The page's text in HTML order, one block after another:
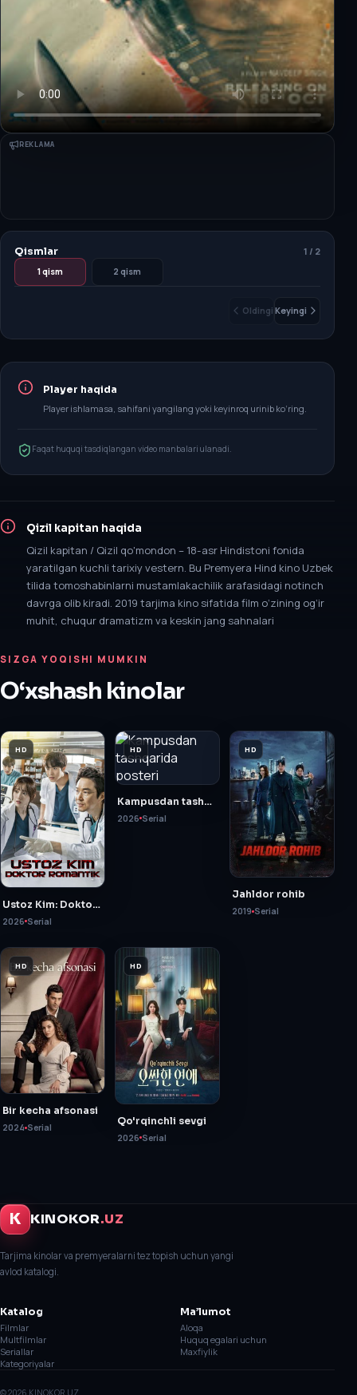
REKLAMA
Qismlar 1 / 2
1 qism 2 qism
Oldingi Keyingi
Player haqida
Player ishlamasa, sahifani yangilang yoki keyinroq urinib ko‘ring.
Faqat huquqi tasdiqlangan video manbalari ulanadi.
Qizil kapitan haqida
Qizil kapitan / Qizil qo'mondon – 18-asr Hindistoni fonida
yaratilgan kuchli tarixiy vestern. Bu Premyera Hind kino Uzbek
tilida tomoshabinlarni mustamlakachilik arafasidagi notinch
davrga olib kiradi. 2019 tarjima kino sifatida film o‘zining og‘ir
muhit, chuqur dramatizm va keskin jang sahnalari
SIZGA YOQISHI MUMKIN
O‘xshash kinolar
HD
Ustoz Kim: Doktor romantik
2026 Serial
HD
Kampusdan tashqarida
2026 Serial
HD
Jahldor rohib
2019 Serial
HD
Bir kecha afsonasi
2024 Serial
HD
Qo'rqinchli sevgi
2026 Serial
K KINOKOR.UZ
Tarjima kinolar va premyeralarni tez topish uchun yangi
avlod katalogi.
Katalog
Filmlar
Multfilmlar
Seriallar
Kategoriyalar
Ma’lumot
Aloqa
Huquq egalari uchun
Maxfiylik